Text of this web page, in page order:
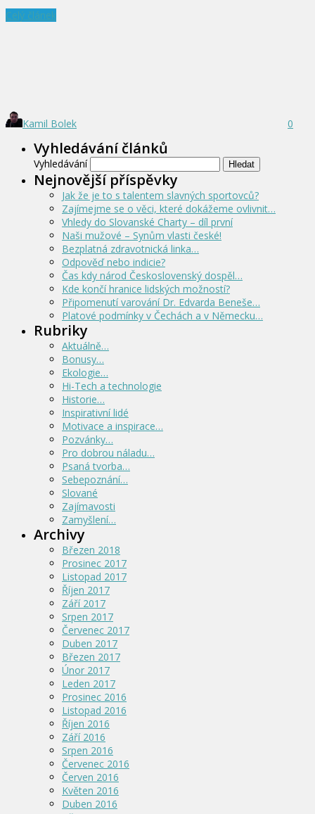
Celý článek
Kamil Bolek 0
Vyhledávání článků
Vyhledávání
Nejnovější příspěvky
Jak že je to s talentem slavných sportovců?
Zajímejme se o věci, které dokážeme ovlivnit…
Vhledy do Slovanské Charty – díl první
Naši mužové – Synům vlasti české!
Bezplatná zdravotnická linka…
Odpověď nebo indicie?
Čas kdy národ Československý dospěl…
Kde končí hranice lidských možností?
Připomenutí varování Dr. Edvarda Beneše…
Platové podmínky v Čechách a v Německu…
Rubriky
Aktuálně…
Bonusy…
Ekologie…
Hi-Tech a technologie
Historie…
Inspirativní lidé
Motivace a inspirace…
Pozvánky…
Pro dobrou náladu…
Psaná tvorba…
Sebepoznání…
Slované
Zajímavosti
Zamyšlení…
Archivy
Březen 2018
Prosinec 2017
Listopad 2017
Říjen 2017
Září 2017
Srpen 2017
Červenec 2017
Duben 2017
Březen 2017
Únor 2017
Leden 2017
Prosinec 2016
Listopad 2016
Říjen 2016
Září 2016
Srpen 2016
Červenec 2016
Červen 2016
Květen 2016
Duben 2016